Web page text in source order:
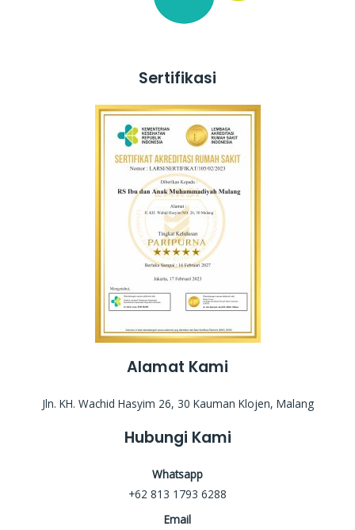
Sertifikasi
Alamat Kami
Jln. KH. Wachid Hasyim 26, 30 Kauman Klojen, Malang
Hubungi Kami
Whatsapp
+62 813 1793 6288
Email